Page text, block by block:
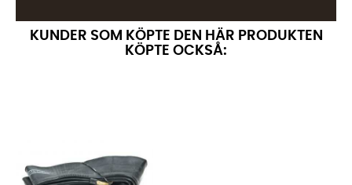
KUNDER SOM KÖPTE DEN HÄR PRODUKTEN
KÖPTE OCKSÅ: